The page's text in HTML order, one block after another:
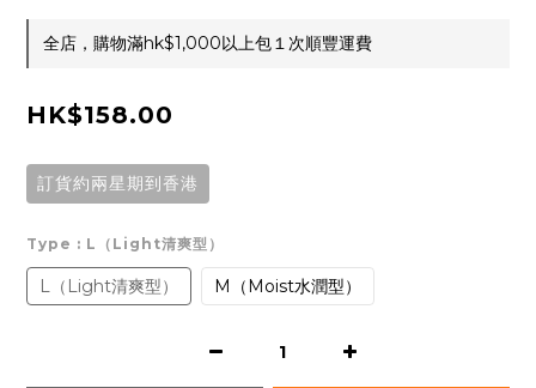
全店，購物滿hk$1,000以上包１次順豐運費
HK$158.00
訂貨約兩星期到香港
Type : L（Light清爽型）
L（Light清爽型） M（Moist水潤型）